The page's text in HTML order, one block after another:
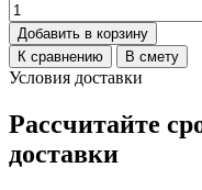
Добавить в корзину
К сравнению
В смету
Условия доставки
Рассчитайте
доставки